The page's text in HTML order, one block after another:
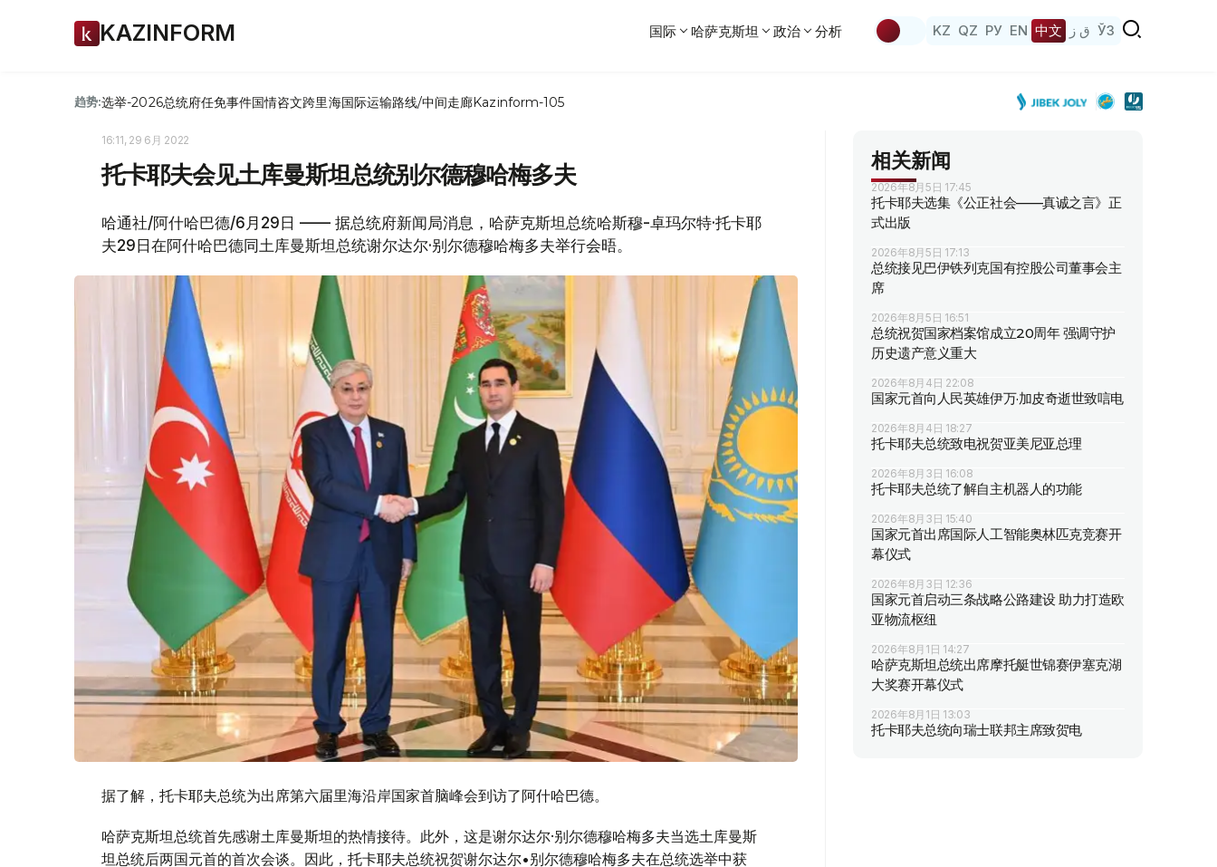
KAZINFORM 国际 哈萨克斯坦 政治 分析 KZ QZ РУ EN 中文 ق ز ЎЗ
趋势:选举-2026总统府任免事件国情咨文跨里海国际运输路线/中间走廊Kazinform-105
16:11, 29 6月 2022
托卡耶夫会见土库曼斯坦总统别尔德穆哈梅多夫
哈通社/阿什哈巴德/6月29日 —— 据总统府新闻局消息，哈萨克斯坦总统哈斯穆-卓玛尔特·托卡耶
夫29日在阿什哈巴德同土库曼斯坦总统谢尔达尔·别尔德穆哈梅多夫举行会晤。
据了解，托卡耶夫总统为出席第六届里海沿岸国家首脑峰会到访了阿什哈巴德。
哈萨克斯坦总统首先感谢土库曼斯坦的热情接待。此外，这是谢尔达尔·别尔德穆哈梅多夫当选土库曼斯
坦总统后两国元首的首次会谈。因此，托卡耶夫总统祝贺谢尔达尔•别尔德穆哈梅多夫在总统选举中获
相关新闻
2026年8月5日 17:45
托卡耶夫选集《公正社会——真诚之言》正
式出版
2026年8月5日 17:13
总统接见巴伊铁列克国有控股公司董事会主
席
2026年8月5日 16:51
总统祝贺国家档案馆成立20周年 强调守护
历史遗产意义重大
2026年8月4日 22:08
国家元首向人民英雄伊万·加皮奇逝世致唁电
2026年8月4日 18:27
托卡耶夫总统致电祝贺亚美尼亚总理
2026年8月3日 16:08
托卡耶夫总统了解自主机器人的功能
2026年8月3日 15:40
国家元首出席国际人工智能奥林匹克竞赛开
幕仪式
2026年8月3日 12:36
国家元首启动三条战略公路建设 助力打造欧
亚物流枢纽
2026年8月1日 14:27
哈萨克斯坦总统出席摩托艇世锦赛伊塞克湖
大奖赛开幕仪式
2026年8月1日 13:03
托卡耶夫总统向瑞士联邦主席致贺电